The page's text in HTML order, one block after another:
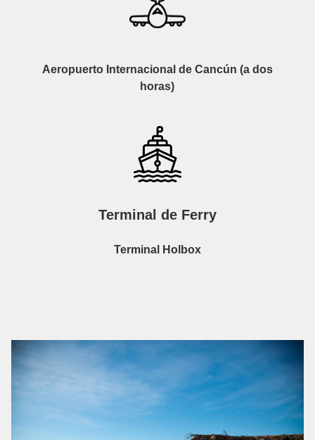
Aeropuerto Internacional de Cancún (a dos
horas)
Terminal de Ferry
Terminal Holbox